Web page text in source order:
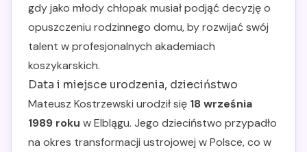
gdy jako młody chłopak musiał podjąć decyzję o
opuszczeniu rodzinnego domu, by rozwijać swój
talent w profesjonalnych akademiach
koszykarskich.
Data i miejsce urodzenia, dzieciństwo
Mateusz Kostrzewski urodził się 18 września
1989 roku w Elblągu. Jego dzieciństwo przypadło
na okres transformacji ustrojowej w Polsce, co w